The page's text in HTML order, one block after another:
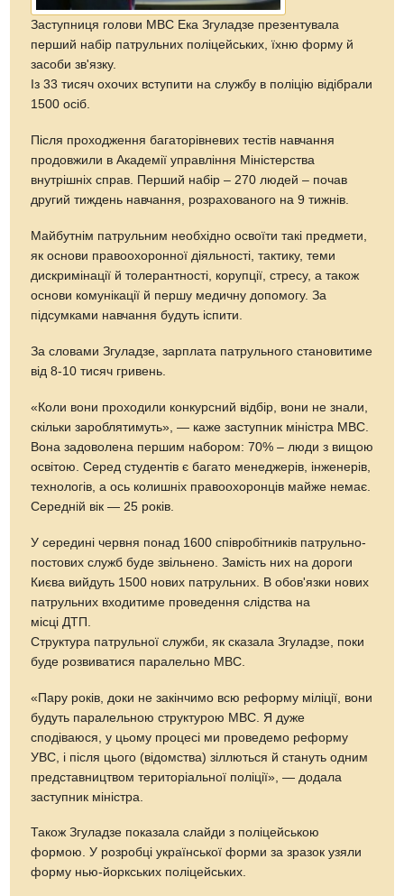
Заступниця голови МВС Ека Згуладзе презентувала
перший набір патрульних поліцейських, їхню форму й
засоби зв'язку.
Із 33 тисяч охочих вступити на службу в поліцію відібрали
1500 осіб.
Після проходження багаторівневих тестів навчання
продовжили в Академії управління Міністерства
внутрішніх справ. Перший набір – 270 людей – почав
другий тиждень навчання, розрахованого на 9 тижнів.
Майбутнім патрульним необхідно освоїти такі предмети,
як основи правоохоронної діяльності, тактику, теми
дискримінації й толерантності, корупції, стресу, а також
основи комунікації й першу медичну допомогу. За
підсумками навчання будуть іспити.
За словами Згуладзе, зарплата патрульного становитиме
від 8-10 тисяч гривень.
«Коли вони проходили конкурсний відбір, вони не знали,
скільки зароблятимуть», — каже заступник міністра МВС.
Вона задоволена першим набором: 70% – люди з вищою
освітою. Серед студентів є багато менеджерів, інженерів,
технологів, а ось колишніх правоохоронців майже немає.
Середній вік — 25 років.
У середині червня понад 1600 співробітників патрульно-
постових служб буде звільнено. Замість них на дороги
Києва вийдуть 1500 нових патрульних. В обов'язки нових
патрульних входитиме проведення слідства на
місці ДТП.
Структура патрульної служби, як сказала Згуладзе, поки
буде розвиватися паралельно МВС.
«Пару років, доки не закінчимо всю реформу міліції, вони
будуть паралельною структурою МВС. Я дуже
сподіваюся, у цьому процесі ми проведемо реформу
УВС, і після цього (відомства) зіллються й стануть одним
представництвом територіальної поліції», — додала
заступник міністра.
Також Згуладзе показала слайди з поліцейською
формою. У розробці української форми за зразок узяли
форму нью-йоркських поліцейських.